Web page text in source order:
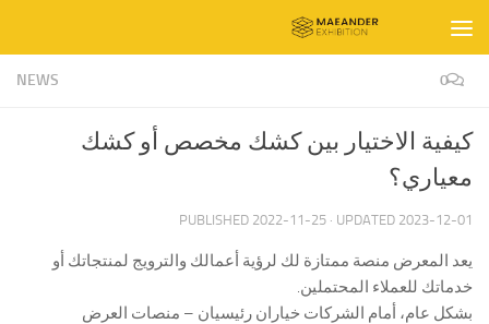
NEWS 0
كيفية الاختيار بين كشك مخصص أو كشك
معياري؟
PUBLISHED 2022-11-25 · UPDATED 2023-12-01
يعد المعرض منصة ممتازة لك لرؤية أعمالك والترويج لمنتجاتك أو
خدماتك للعملاء المحتملين.
بشكل عام، أمام الشركات خياران رئيسيان – منصات العرض